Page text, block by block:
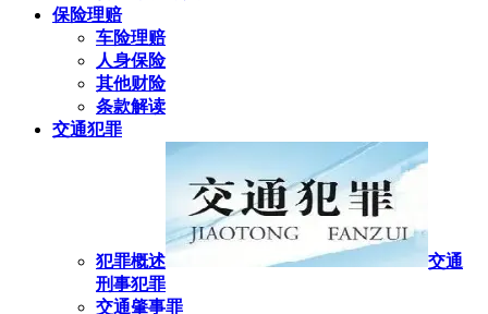
保险理赔
车险理赔
人身保险
其他财险
条款解读
交通犯罪
犯罪概述
交通
刑事犯罪
交通肇事罪